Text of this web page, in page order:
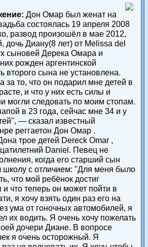
Дон Омар был женат на
состоялась 19 апреля 2008
развод произошёл в мае 2012,
дочь Диану(8 лет) от Melissa del
сыновей Дерека Омара и
рожден аргентинской
второго сына не установлена.
за то, что он подарил мне детей в
и что у них есть силы и
могли следовать по моим стопам.
в 23 года, сейчас мне 34 и у
— сказал известный
реггаетон Дон Омар .
трое детей Dereck Omar ,
Daniel. Певец не
когда его старший сын
школу с отличием: "Для меня было
что мой ребёнок достиг
что теперь он может пойти в
я хочу взять один раз его на
ума от гоночных автомобилей, я
их водить. Я очень хочу пожелать
дочери Диане. В вопросе
я очень осторожный. Я